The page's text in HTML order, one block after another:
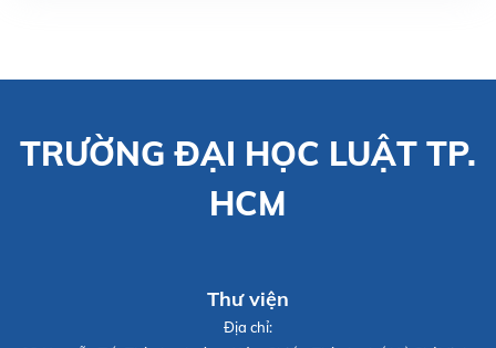
TRƯỜNG ĐẠI HỌC LUẬT TP.
HCM
Thư viện
Địa chỉ: